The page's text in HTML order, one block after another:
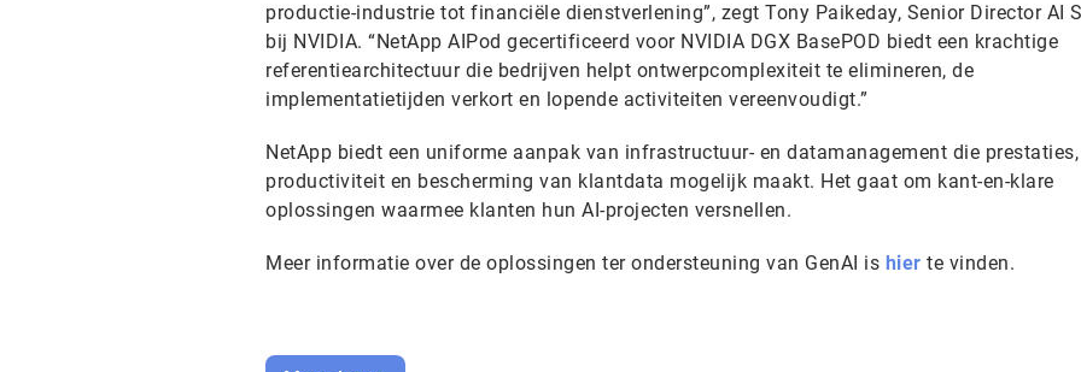
productie-industrie tot financiële dienstverlening”, zegt Tony Paikeday, Senior Director AI
bij NVIDIA. “NetApp AIPod gecertificeerd voor NVIDIA DGX BasePOD biedt een krachtige
referentiearchitectuur die bedrijven helpt ontwerpcomplexiteit te elimineren, de
implementatietijden verkort en lopende activiteiten vereenvoudigt.”
NetApp biedt een uniforme aanpak van infrastructuur- en datamanagement die prestaties,
productiviteit en bescherming van klantdata mogelijk maakt. Het gaat om kant-en-klare
oplossingen waarmee klanten hun AI-projecten versnellen.
Meer informatie over de oplossingen ter ondersteuning van GenAI is hier te vinden.